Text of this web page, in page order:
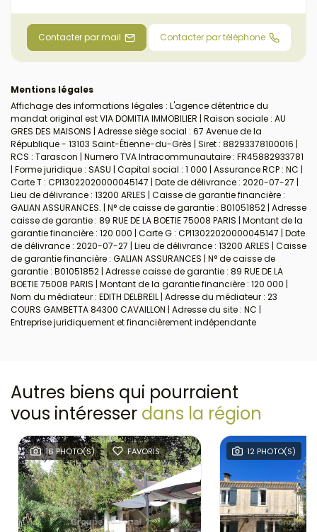
Contacter par mail Contacter par téléphone
Mentions légales
Affichage des informations légales : L'agence détentrice du
mandat original est VIA DOMITIA IMMOBILIER | Raison sociale : AU
GRES DES MAISONS | Adresse siège social : 67 Avenue de la
République - 13103 Saint-Étienne-du-Grès | Siret : 88293378100016 |
RCS : Tarascon | Numero TVA Intracommunautaire : FR45882933781
| Forme juridique : SASU | Capital social : 1 000 | Assurance RCP : NC |
Carte T : CPI13022020000045147 | Date de délivrance : 2020-07-27 |
Lieu de délivrance : 13200 ARLES | Caisse de garantie financière :
GALIAN ASSURANCES. | N° de caisse de garantie : B01051852 | Adresse
caisse de garantie : 89 RUE DE LA BOETIE 75008 PARIS | Montant de la
garantie financière : 120 000 | Carte G : CPI13022020000045147 | Date
de délivrance : 2020-07-27 | Lieu de délivrance : 13200 ARLES | Caisse
de garantie financière : GALIAN ASSURANCES | N° de caisse de
garantie : B01051852 | Adresse caisse de garantie : 89 RUE DE LA
BOETIE 75008 PARIS | Montant de la garantie financière : 120 000 |
Nom du médiateur : EDITH DELBREIL | Adresse du médiateur : 23
COURS GAMBETTA 84300 CAVAILLON | Adresse du site : NC |
Entreprise juridiquement et financièrement indépendante
Autres biens qui pourraient
vous intéresser dans la région
16 PHOTO(S) FAVORIS 12 PHOTO(S)